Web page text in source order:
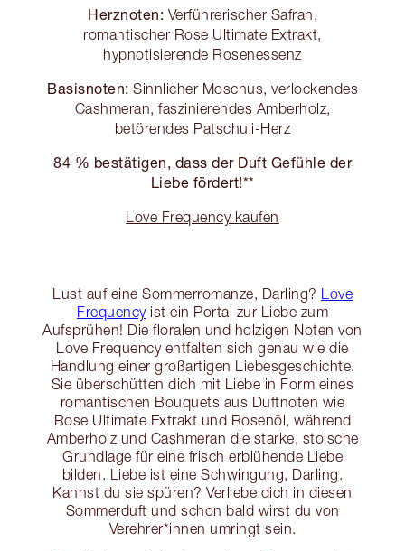
Herznoten: Verführerischer Safran,
romantischer Rose Ultimate Extrakt,
hypnotisierende Rosenessenz
Basisnoten: Sinnlicher Moschus, verlockendes
Cashmeran, faszinierendes Amberholz,
betörendes Patschuli-Herz
84 % bestätigen, dass der Duft Gefühle der
Liebe fördert!**
Love Frequency kaufen
Lust auf eine Sommerromanze, Darling? Love
Frequencyist ein Portal zur Liebe zum
Aufsprühen! Die floralen und holzigen Noten von
Love Frequency entfalten sich genau wie die
Handlung einer großartigen Liebesgeschichte.
Sie überschütten dich mit Liebe in Form eines
romantischen Bouquets aus Duftnoten wie
Rose Ultimate Extrakt und Rosenöl, während
Amberholz und Cashmeran die starke, stoische
Grundlage für eine frisch erblühende Liebe
bilden. Liebe ist eine Schwingung, Darling.
Kannst du sie spüren? Verliebe dich in diesen
Sommerduft und schon bald wirst du von
Verehrer*innen umringt sein.